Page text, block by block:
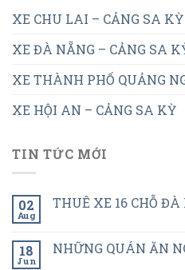
XE CHU LAI – CẢNG SA KỲ
XE ĐÀ NẴNG – CẢNG SA
XE THÀNH PHỐ QUẢNG
XE HỘI AN – CẢNG SA KỲ
TIN TỨC MỚI
02
Aug
THUÊ XE 16 CHỖ
18
Jun
NHỮNG QUÁN ĂN